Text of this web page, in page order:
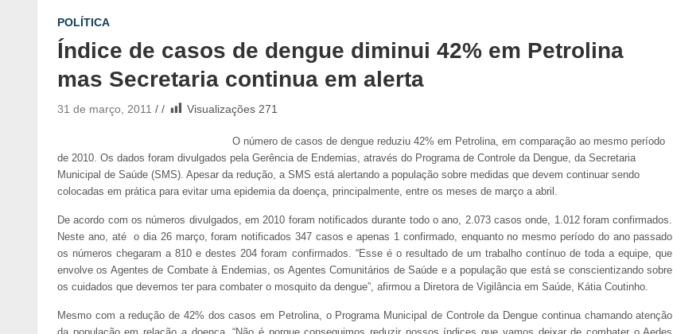
POLÍTICA
Índice de casos de dengue diminui 42% em Petrolina
mas Secretaria continua em alerta
31 de março, 2011 Visualizações 271
O número de casos de dengue reduziu 42% em Petrolina, em comparação ao mesmo período
de 2010. Os dados foram divulgados pela Gerência de Endemias, através do Programa de Controle da Dengue, da Secretaria
Municipal de Saúde (SMS). Apesar da redução, a SMS está alertando a população sobre medidas que devem continuar sendo
colocadas em prática para evitar uma epidemia da doença, principalmente, entre os meses de março a abril.
De acordo com os números divulgados, em 2010 foram notificados durante todo o ano, 2.073 casos onde, 1.012 foram confirmados.
Neste ano, até o dia 26 março, foram notificados 347 casos e apenas 1 confirmado, enquanto no mesmo período do ano passado
os números chegaram a 810 e destes 204 foram confirmados. “Esse é o resultado de um trabalho contínuo de toda a equipe, que
envolve os Agentes de Combate à Endemias, os Agentes Comunitários de Saúde e a população que está se conscientizando sobre
os cuidados que devemos ter para combater o mosquito da dengue”, afirmou a Diretora de Vigilância em Saúde, Kátia Coutinho.
Mesmo com a redução de 42% dos casos em Petrolina, o Programa Municipal de Controle da Dengue continua chamando atenção